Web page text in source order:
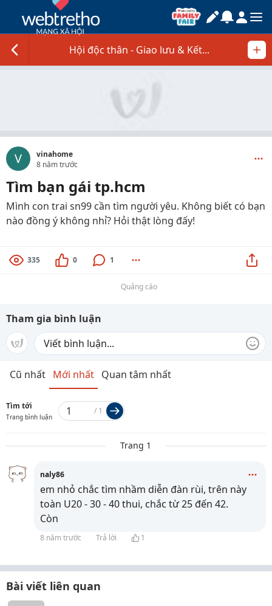
Hội độc thân - Giao lưu & Kết...
V
vinahome
8 năm trước
Tìm bạn gái tp.hcm
Mình con trai sn99 cần tìm người yêu. Không biết có bạn
nào đồng ý không nhỉ? Hỏi thật lòng đấy!
335 0 1
Quảng cáo
Tham gia bình luận
Cũ nhất Mới nhất Quan tâm nhất
Tìm tới
Trang bình luận
/ 1
Trang 1
naly86
em nhỏ chắc tìm nhầm diễn đàn rùi, trên này
toàn U20 - 30 - 40 thui, chắc từ 25 đến 42.
Còn
8 năm trước Trả lời 1
Bài viết liên quan